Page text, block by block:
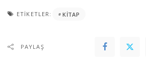
ETIKETLER: KITAP
PAYLAŞ